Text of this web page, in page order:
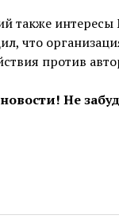
также
что
против
Не